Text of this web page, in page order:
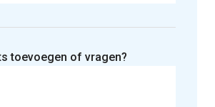
toevoegen of vragen?